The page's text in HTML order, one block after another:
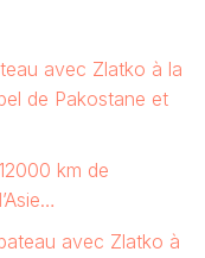
avec Zlatko à la
de Pakostane et
km de
avec Zlatko à